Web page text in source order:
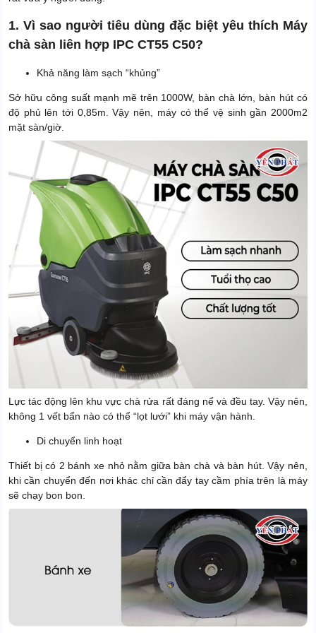
1. Vì sao người tiêu dùng đặc biệt yêu thích Máy
chà sàn liên hợp IPC CT55 C50?
Khả năng làm sạch “khủng”
Sở hữu công suất mạnh mẽ trên 1000W, bàn chà lớn, bàn hút có
độ phủ lên tới 0,85m. Vậy nên, máy có thể vệ sinh gần 2000m2
mặt sàn/giờ.
Lực tác động lên khu vực chà rửa rất đáng nể và đều tay. Vậy nên,
không 1 vết bẩn nào có thể “lọt lưới” khi máy vận hành.
Di chuyển linh hoạt
Thiết bị có 2 bánh xe nhỏ nằm giữa bàn chà và bàn hút. Vậy nên,
khi cần chuyển đến nơi khác chỉ cần đẩy tay cầm phía trên là máy
sẽ chạy bon bon.